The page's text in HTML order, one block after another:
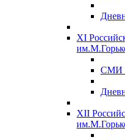
XI
СМИ
XII